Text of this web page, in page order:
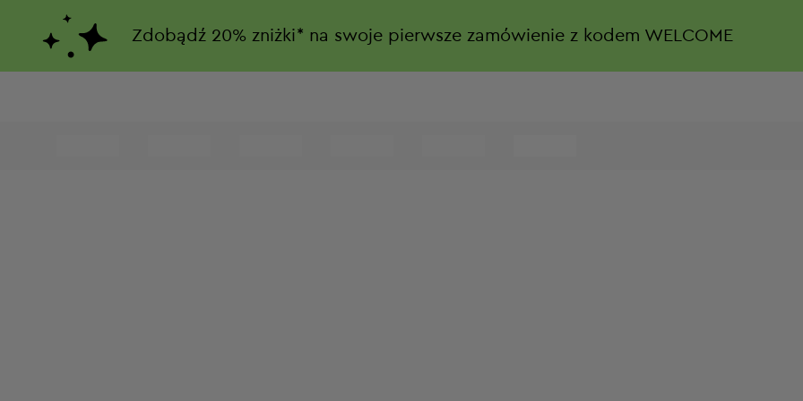
Zdobądź 20% zniżki* na swoje pierwsze zamówienie z kodem WELCOME